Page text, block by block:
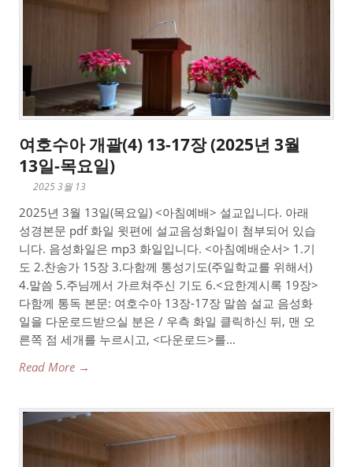
여호수아 개괄(4) 13-17장 (2025년 3월
13일-목요일)
2025 3월 13
2025년 3월 13일(목요일) <아침예배> 설교입니다. 아래
성경본문 pdf 화일 윗편에 설교음성화일이 첨부되어 있습
니다. 음성화일은 mp3 화일입니다. <아침예배순서> 1.기
도 2.찬송가 15장 3.다함께 통성기도(주일학교를 위해서)
4.말씀 5.주님께서 가르쳐주신 기도 6.<요한계시록 19장>
다함께 통독 본문: 여호수아 13장-17장 말씀 설교 음성화
일을 다운로드받으실 분은 / 우측 화일 클릭하신 뒤, 맨 오
른쪽 점 세개를 누르시고, <다운로드>를...
Read More →